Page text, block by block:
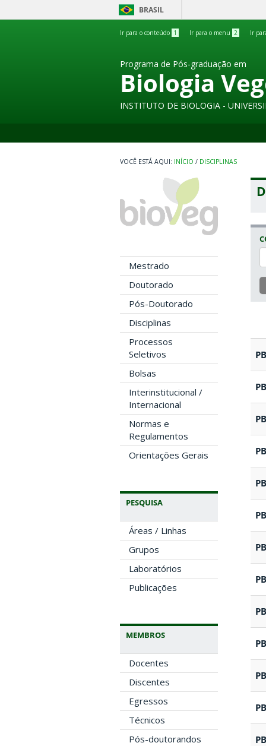
BRASIL
Ir para o conteúdo 1 Ir para o menu 2 Ir
Programa de Pós-graduação em
Biologia
INSTITUTO DE BIOLOGIA -
INÍCIO / DISCIPLINAS
Mestrado
Doutorado
Pós-Doutorado
Disciplinas
Processos
Seletivos
Bolsas
Interinstitucional /
Internacional
Normas e
Regulamentos
Orientações Gerais
PESQUISA
Áreas / Linhas
Grupos
Laboratórios
Publicações
MEMBROS
Docentes
Discentes
Egressos
Técnicos
Pós-doutorandos